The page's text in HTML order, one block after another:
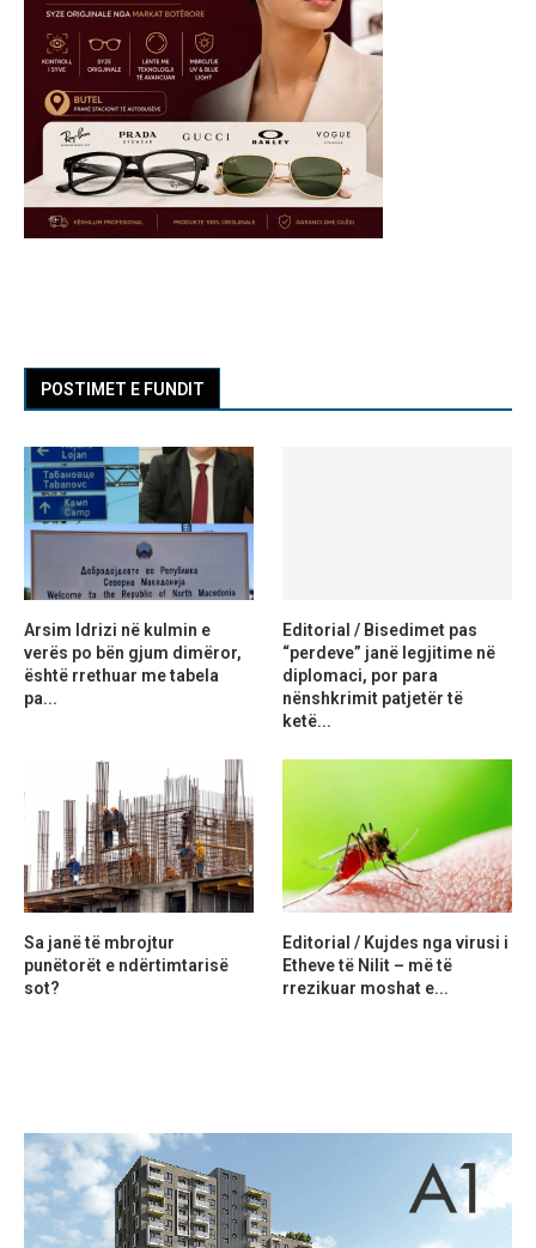
POSTIMET E FUNDIT
Arsim Idrizi në kulmin e
verës po bën gjum dimëror,
është rrethuar me tabela
pa...
Editorial / Bisedimet pas
“perdeve” janë legjitime në
diplomaci, por para
nënshkrimit patjetër të
ketë...
Sa janë të mbrojtur
punëtorët e ndërtimtarisë
sot?
Editorial / Kujdes nga virusi i
Etheve të Nilit – më të
rrezikuar moshat e...